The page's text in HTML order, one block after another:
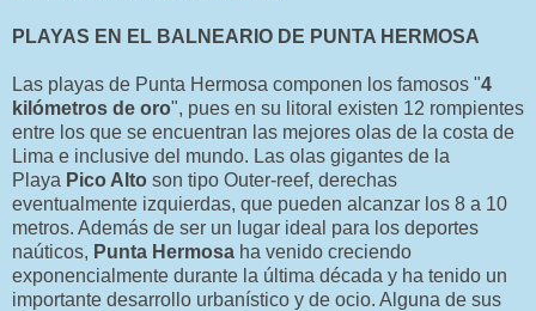
PLAYAS EN EL BALNEARIO DE PUNTA HERMOSA
Las playas de Punta Hermosa componen los famosos "4
kilómetros de oro", pues en su litoral existen 12 rompientes
entre los que se encuentran las mejores olas de la costa de
Lima e inclusive del mundo. Las olas gigantes de la
Playa Pico Alto son tipo Outer-reef, derechas
eventualmente izquierdas, que pueden alcanzar los 8 a 10
metros. Además de ser un lugar ideal para los deportes
naúticos, Punta Hermosa ha venido creciendo
exponencialmente durante la última década y ha tenido un
importante desarrollo urbanístico y de ocio. Alguna de sus